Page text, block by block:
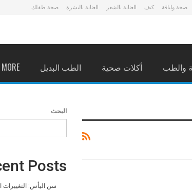
صحة ولياقة كيف العناية بالشعر العناية بالبشرة صحة طفلك
والطب أكلات صحية الطب البديل MORE
البحث
Posts
سن اليأس: التغييرات